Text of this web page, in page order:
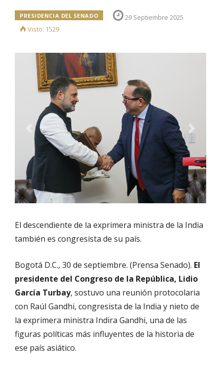
PRESIDENCIA DEL SENADO
29 Septiembre 2025
Visto: 1529
Previous Next
El descendiente de la exprimera ministra de la India
también es congresista de su país.
Bogotá D.C., 30 de septiembre. (Prensa Senado). El
presidente del Congreso de la República, Lidio
García Turbay, sostuvo una reunión protocolaria
con Raúl Gandhi, congresista de la India y nieto de
la exprimera ministra Indira Gandhi, una de las
figuras políticas más influyentes de la historia de
ese país asiático.